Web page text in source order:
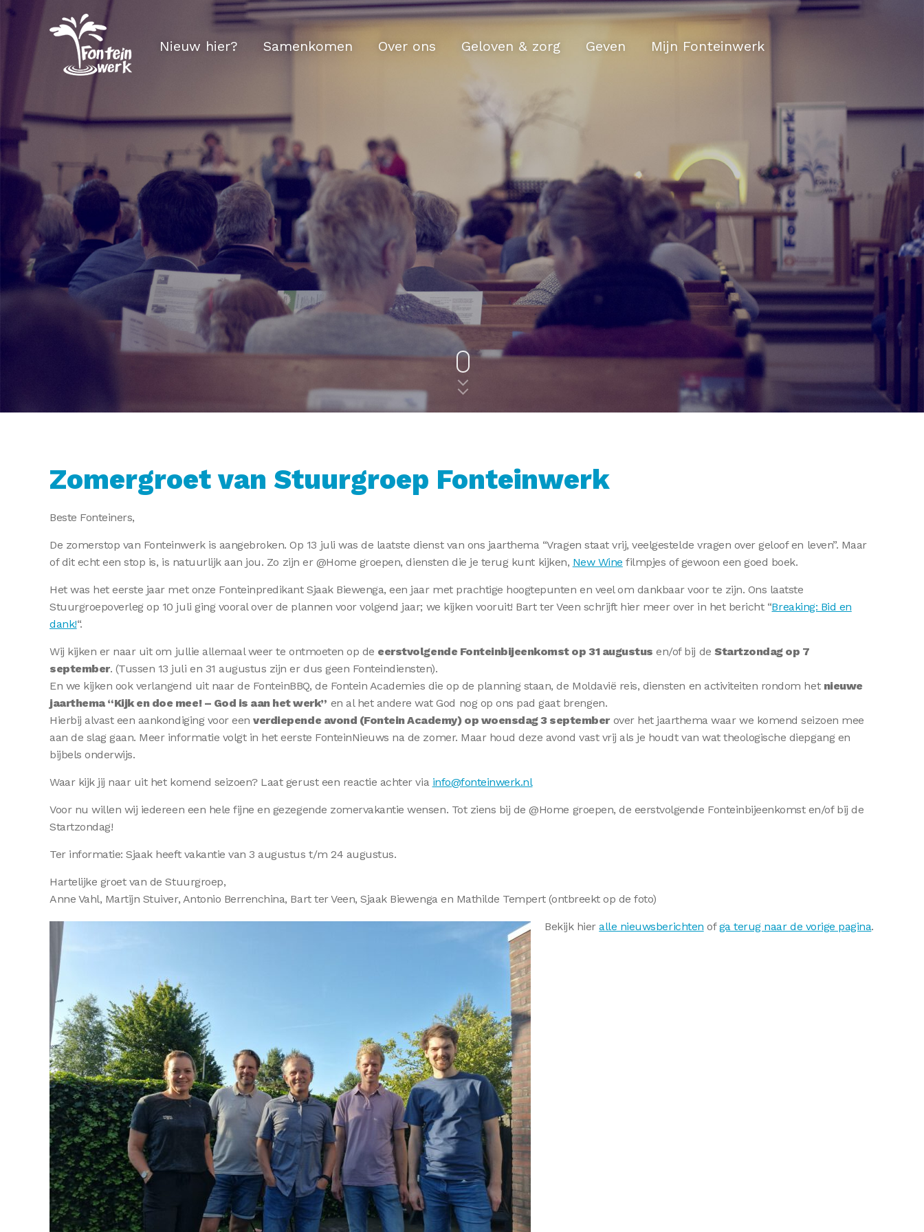
Nieuw hier? Samenkomen Over ons Geloven & zorg Geven Mijn Fonteinwerk
Zomergroet van Stuurgroep Fonteinwerk
Beste Fonteiners,
De zomerstop van Fonteinwerk is aangebroken. Op 13 juli was de laatste dienst van ons jaarthema “Vragen staat vrij, veelgestelde vragen over geloof en leven”. Maar
of dit echt een stop is, is natuurlijk aan jou. Zo zijn er @Home groepen, diensten die je terug kunt kijken, New Wine filmpjes of gewoon een goed boek.
Het was het eerste jaar met onze Fonteinpredikant Sjaak Biewenga, een jaar met prachtige hoogtepunten en veel om dankbaar voor te zijn. Ons laatste
Stuurgroepoverleg op 10 juli ging vooral over de plannen voor volgend jaar; we kijken vooruit! Bart ter Veen schrijft hier meer over in het bericht “Breaking: Bid en
dank!“.
Wij kijken er naar uit om jullie allemaal weer te ontmoeten op de eerstvolgende Fonteinbijeenkomst op 31 augustus en/of bij deStartzondag op 7
september. (Tussen 13 juli en 31 augustus zijn er dus geen Fonteindiensten).
En we kijken ook verlangend uit naar de FonteinBBQ, de Fontein Academies die op de planning staan, de Moldavië reis, diensten en activiteiten rondom het nieuwe
jaarthema “Kijk en doe mee! – God is aan het werk” en al het andere wat God nog op ons pad gaat brengen.
Hierbij alvast een aankondiging voor eenverdiepende avond (Fontein Academy) op woensdag 3 septemberover het jaarthema waar we komend seizoen mee
aan de slag gaan. Meer informatie volgt in het eerste FonteinNieuws na de zomer. Maar houd deze avond vast vrij als je houdt van wat theologische diepgang en
bijbels onderwijs.
Waar kijk jij naar uit het komend seizoen? Laat gerust een reactie achter via info@fonteinwerk.nl
Voor nu willen wij iedereen een hele fijne en gezegende zomervakantie wensen. Tot ziens bij de @Home groepen, de eerstvolgende Fonteinbijeenkomst en/of bij de
Startzondag!
Ter informatie: Sjaak heeft vakantie van 3 augustus t/m 24 augustus.
Hartelijke groet van de Stuurgroep,
Anne Vahl, Martijn Stuiver, Antonio Berrenchina, Bart ter Veen, Sjaak Biewenga en Mathilde Tempert (ontbreekt op de foto)
Bekijk hieralle nieuwsberichten ofga terug naar de vorige pagina.